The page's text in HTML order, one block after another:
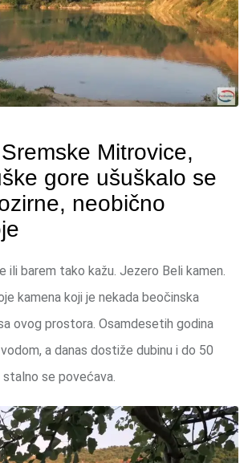
Mitrovice,
gore ušuškalo se
neobično
ili barem tako kažu. Jezero Beli kamen.
kamena koji je nekada beočinska
ovog prostora. Osamdesetih godina
a danas dostiže dubinu i do 50
se povećava.